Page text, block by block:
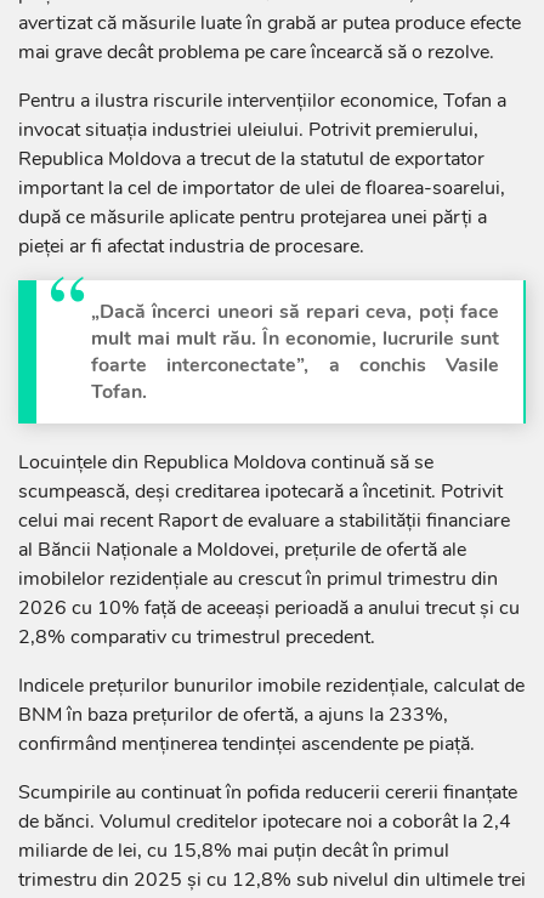
avertizat că măsurile luate în grabă ar putea produce efecte
mai grave decât problema pe care încearcă să o rezolve.
Pentru a ilustra riscurile intervențiilor economice, Tofan a
invocat situația industriei uleiului. Potrivit premierului,
Republica Moldova a trecut de la statutul de exportator
important la cel de importator de ulei de floarea-soarelui,
după ce măsurile aplicate pentru protejarea unei părți a
pieței ar fi afectat industria de procesare.
„Dacă încerci uneori să repari ceva, poți face
mult mai mult rău. În economie, lucrurile sunt
foarte interconectate”, a conchis Vasile
Tofan.
Locuințele din Republica Moldova continuă să se
scumpească, deși creditarea ipotecară a încetinit. Potrivit
celui mai recent Raport de evaluare a stabilității financiare
al Băncii Naționale a Moldovei, prețurile de ofertă ale
imobilelor rezidențiale au crescut în primul trimestru din
2026 cu 10% față de aceeași perioadă a anului trecut și cu
2,8% comparativ cu trimestrul precedent.
Indicele prețurilor bunurilor imobile rezidențiale, calculat de
BNM în baza prețurilor de ofertă, a ajuns la 233%,
confirmând menținerea tendinței ascendente pe piață.
Scumpirile au continuat în pofida reducerii cererii finanțate
de bănci. Volumul creditelor ipotecare noi a coborât la 2,4
miliarde de lei, cu 15,8% mai puțin decât în primul
trimestru din 2025 și cu 12,8% sub nivelul din ultimele trei